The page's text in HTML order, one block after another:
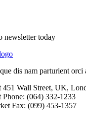
newsletter today
dis nam parturient orci
451 Wall Street, UK,
Phone: (064) 332-1233
Fax: (099) 453-1357